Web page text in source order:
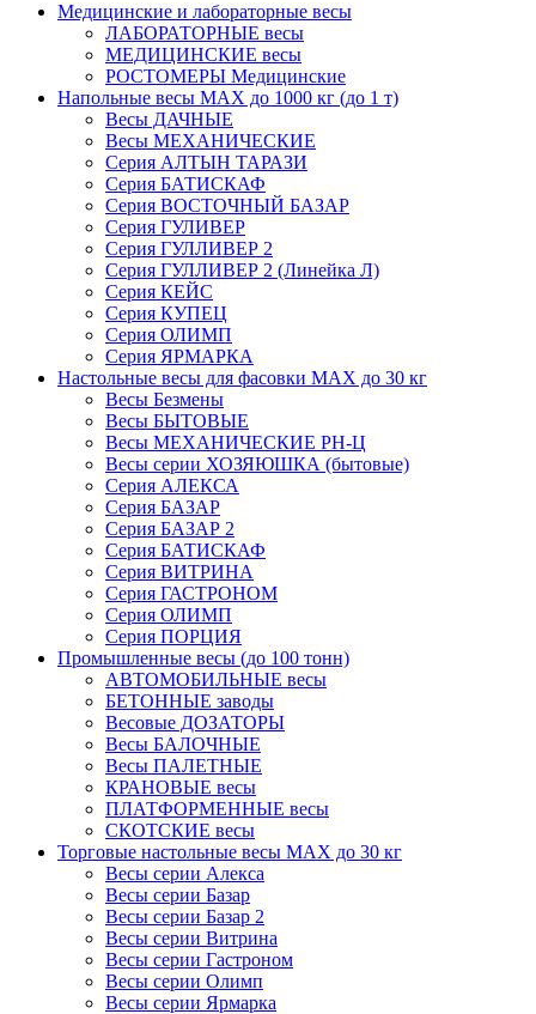
Медицинские и лабораторные весы
ЛАБОРАТОРНЫЕ весы
МЕДИЦИНСКИЕ весы
РОСТОМЕРЫ Медицинские
Напольные весы MAX до 1000 кг (до 1 т)
Весы ДАЧНЫЕ
Весы МЕХАНИЧЕСКИЕ
Серия АЛТЫН ТАРАЗИ
Серия БАТИСКАФ
Серия ВОСТОЧНЫЙ БАЗАР
Серия ГУЛИВЕР
Серия ГУЛЛИВЕР 2
Серия ГУЛЛИВЕР 2 (Линейка Л)
Серия КЕЙС
Серия КУПЕЦ
Серия ОЛИМП
Серия ЯРМАРКА
Настольные весы для фасовки MAX до 30 кг
Весы Безмены
Весы БЫТОВЫЕ
Весы МЕХАНИЧЕСКИЕ РН-Ц
Весы серии ХОЗЯЮШКА (бытовые)
Серия АЛЕКСА
Серия БАЗАР
Серия БАЗАР 2
Серия БАТИСКАФ
Серия ВИТРИНА
Серия ГАСТРОНОМ
Серия ОЛИМП
Серия ПОРЦИЯ
Промышленные весы (до 100 тонн)
АВТОМОБИЛЬНЫЕ весы
БЕТОННЫЕ заводы
Весовые ДОЗАТОРЫ
Весы БАЛОЧНЫЕ
Весы ПАЛЕТНЫЕ
КРАНОВЫЕ весы
ПЛАТФОРМЕННЫЕ весы
СКОТСКИЕ весы
Торговые настольные весы MAX до 30 кг
Весы серии Алекса
Весы серии Базар
Весы серии Базар 2
Весы серии Витрина
Весы серии Гастроном
Весы серии Олимп
Весы серии Ярмарка